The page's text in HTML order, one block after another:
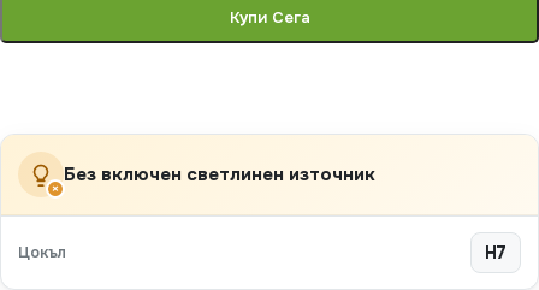
Купи Сега
×
Без включен светлинен източник
Цокъл H7